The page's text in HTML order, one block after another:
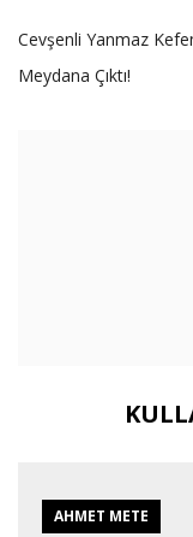
Cevşenli Yanmaz
Meydana Çıktı!
AHMET METE